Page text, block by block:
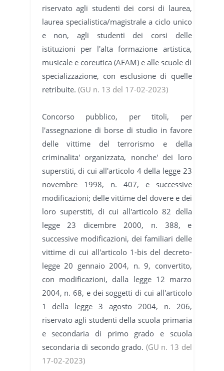
riservato agli studenti dei corsi di laurea,
laurea specialistica/magistrale a ciclo unico
e non, agli studenti dei corsi delle
istituzioni per l'alta formazione artistica,
musicale e coreutica (AFAM) e alle scuole di
specializzazione, con esclusione di quelle
retribuite. (GU n. 13 del 17-02-2023)
Concorso pubblico, per titoli, per
l'assegnazione di borse di studio in favore
delle vittime del terrorismo e della
criminalita' organizzata, nonche' dei loro
superstiti, di cui all'articolo 4 della legge 23
novembre 1998, n. 407, e successive
modificazioni; delle vittime del dovere e dei
loro superstiti, di cui all'articolo 82 della
legge 23 dicembre 2000, n. 388, e
successive modificazioni, dei familiari delle
vittime di cui all'articolo 1-bis del decreto-
legge 20 gennaio 2004, n. 9, convertito,
con modificazioni, dalla legge 12 marzo
2004, n. 68, e dei soggetti di cui all'articolo
1 della legge 3 agosto 2004, n. 206,
riservato agli studenti della scuola primaria
e secondaria di primo grado e scuola
secondaria di secondo grado. (GU n. 13 del
17-02-2023)